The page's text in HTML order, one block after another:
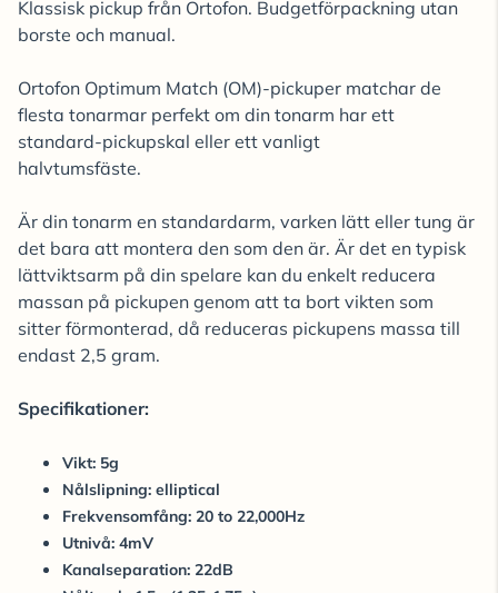
Klassisk pickup från Ortofon. Budgetförpackning utan
borste och manual.
Ortofon Optimum Match (OM)-pickuper matchar de
flesta tonarmar perfekt om din tonarm har ett
standard-pickupskal eller ett vanligt
halvtumsfäste.
Är din tonarm en standardarm, varken lätt eller tung är
det bara att montera den som den är. Är det en typisk
lättviktsarm på din spelare kan du enkelt reducera
massan på pickupen genom att ta bort vikten som
sitter förmonterad, då reduceras pickupens massa till
endast 2,5 gram.
Specifikationer:
Vikt: 5g
Nålslipning: elliptical
Frekvensomfång: 20 to 22,000Hz
Utnivå: 4mV
Kanalseparation: 22dB